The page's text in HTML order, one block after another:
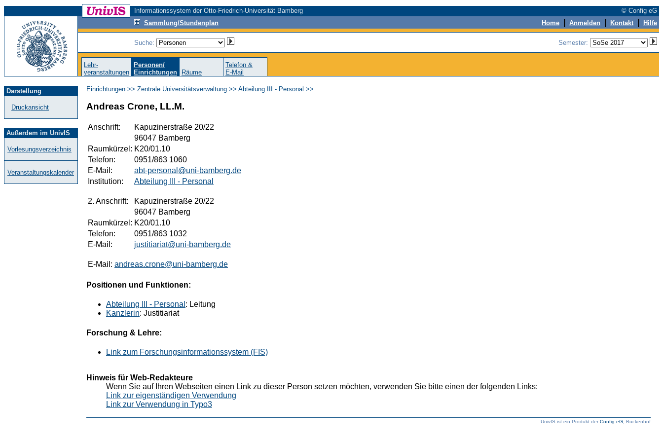
Informationssystem der Otto-Friedrich-Universität Bamberg
© Config eG
Sammlung/Stundenplan
Home Anmelden Kontakt Hilfe
Suche: Semester:
Lehr-
veranstaltungen
Personen/
Einrichtungen
Räume
Telefon &
E-Mail
Darstellung
Druckansicht
Außerdem im UnivIS
Vorlesungsverzeichnis
Veranstaltungskalender
Einrichtungen >> Zentrale Universitätsverwaltung >> Abteilung III - Personal >>
Andreas Crone, LL.M.
Anschrift:
Kapuzinerstraße 20/22
96047 Bamberg
Raumkürzel: K20/01.10
Telefon:
0951/863 1060
E-Mail:
abt-personal@uni-bamberg.de
Institution:
Abteilung III - Personal
2. Anschrift:
Kapuzinerstraße 20/22
96047 Bamberg
Raumkürzel: K20/01.10
Telefon:
0951/863 1032
E-Mail:
justitiariat@uni-bamberg.de
E-Mail: andreas.crone@uni-bamberg.de
Positionen und Funktionen:
Abteilung III - Personal : Leitung
Kanzlerin: Justitiariat
Forschung & Lehre:
Link zum Forschungsinformationssystem (FIS)
Hinweis für Web-Redakteure
Wenn Sie auf Ihren Webseiten einen Link zu dieser Person setzen möchten, verwenden Sie bitte einen der folgenden Links:
Link zur eigenständigen Verwendung
Link zur Verwendung in Typo3
UnivIS ist ein Produkt derConfig eG , Buckenhof